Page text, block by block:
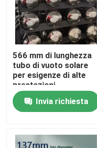
Casa.
Prodotti
Video
566 mm di lunghezza
tubo di vuoto solare
per esigenze di alte
prestazioni
Invia richiesta